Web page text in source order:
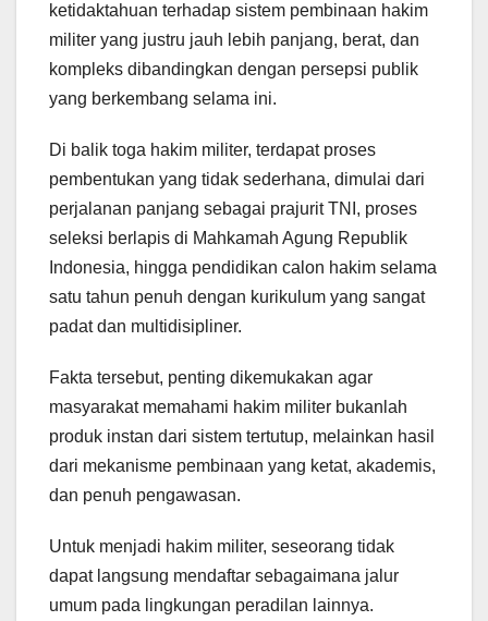
ketidaktahuan terhadap sistem pembinaan hakim
militer yang justru jauh lebih panjang, berat, dan
kompleks dibandingkan dengan persepsi publik
yang berkembang selama ini.
Di balik toga hakim militer, terdapat proses
pembentukan yang tidak sederhana, dimulai dari
perjalanan panjang sebagai prajurit TNI, proses
seleksi berlapis di Mahkamah Agung Republik
Indonesia, hingga pendidikan calon hakim selama
satu tahun penuh dengan kurikulum yang sangat
padat dan multidisipliner.
Fakta tersebut, penting dikemukakan agar
masyarakat memahami hakim militer bukanlah
produk instan dari sistem tertutup, melainkan hasil
dari mekanisme pembinaan yang ketat, akademis,
dan penuh pengawasan.
Untuk menjadi hakim militer, seseorang tidak
dapat langsung mendaftar sebagaimana jalur
umum pada lingkungan peradilan lainnya.